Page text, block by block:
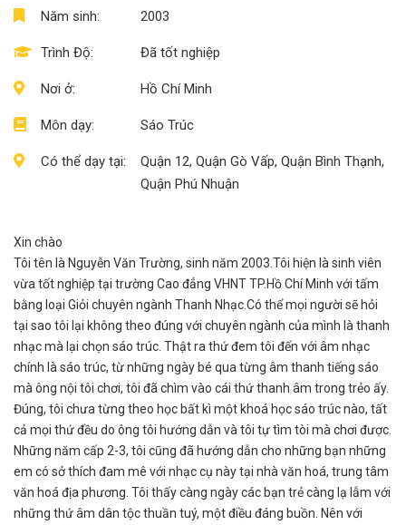
Năm sinh:
Trình Độ:
Nơi ở:
Môn dạy:
Có thể dạy tại:
2003
Đã tốt nghiệp
Hồ Chí Minh
Sáo Trúc
Quận 12, Quận Gò Vấp, Quận Bình Thạnh,
Quận Phú Nhuận
Xin chào
Tôi tên là Nguyễn Văn Trường, sinh năm 2003.Tôi hiện là sinh viên
vừa tốt nghiệp tại trường Cao đẳng VHNT TP.Hồ Chí Minh với tấm
bằng loại Giỏi chuyên ngành Thanh Nhạc.Có thể mọi người sẽ hỏi
tại sao tôi lại không theo đúng với chuyên ngành của mình là thanh
nhạc mà lại chọn sáo trúc. Thật ra thứ đem tôi đến với âm nhạc
chính là sáo trúc, từ những ngày bé qua từng âm thanh tiếng sáo
mà ông nội tôi chơi, tôi đã chìm vào cái thứ thanh âm trong trẻo ấy.
Đúng, tôi chưa từng theo học bất kì một khoá học sáo trúc nào, tất
cả mọi thứ đều do ông tôi hướng dẫn và tôi tự tìm tòi mà chơi được.
Những năm cấp 2-3, tôi cũng đã hướng dẫn cho những bạn những
em có sở thích đam mê với nhạc cụ này tại nhà văn hoá, trung tâm
văn hoá địa phương. Tôi thấy càng ngày các bạn trẻ càng lạ lẫm với
những thứ âm dân tộc thuần tuý, một điều đáng buồn. Nên với